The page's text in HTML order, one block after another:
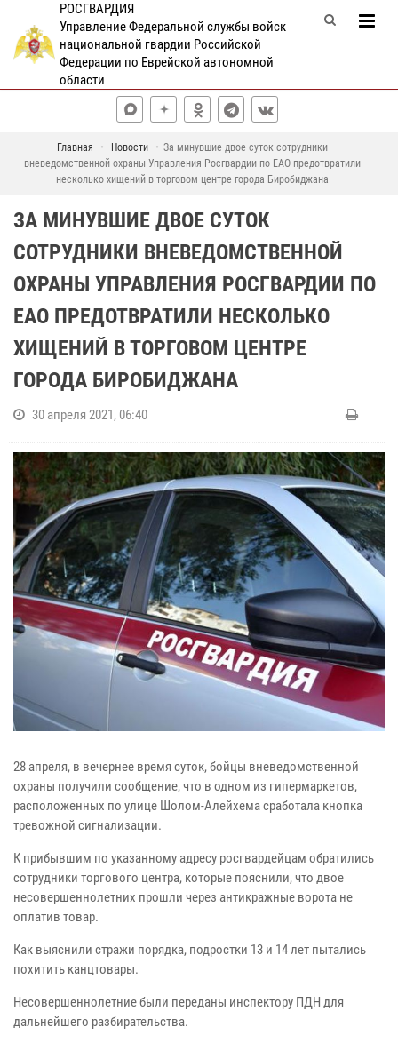
РОСГВАРДИЯ
Управление Федеральной службы войск
национальной гвардии Российской
Федерации по Еврейской автономной
области
Главная Новости
За минувшие двое суток сотрудники
вневедомственной охраны Управления Росгвардии по ЕАО предотвратили
несколько хищений в торговом центре города Биробиджана
ЗА МИНУВШИЕ ДВОЕ СУТОК
СОТРУДНИКИ ВНЕВЕДОМСТВЕННОЙ
ОХРАНЫ УПРАВЛЕНИЯ РОСГВАРДИИ ПО
ЕАО ПРЕДОТВРАТИЛИ НЕСКОЛЬКО
ХИЩЕНИЙ В ТОРГОВОМ ЦЕНТРЕ
ГОРОДА БИРОБИДЖАНА
30 апреля 2021, 06:40
28 апреля, в вечернее время суток, бойцы вневедомственной
охраны получили сообщение, что в одном из гипермаркетов,
расположенных по улице Шолом-Алейхема сработала кнопка
тревожной сигнализации.
К прибывшим по указанному адресу росгвардейцам обратились
сотрудники торгового центра, которые пояснили, что двое
несовершеннолетних прошли через антикражные ворота не
оплатив товар.
Как выяснили стражи порядка, подростки 13 и 14 лет пытались
похитить канцтовары.
Несовершеннолетние были переданы инспектору ПДН для
дальнейшего разбирательства.